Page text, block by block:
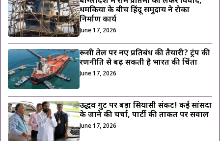
धमकियों के बीच हिंदू समुदाय ने रोका
निर्माण कार्य
June 17, 2026
रूसी तेल पर नए प्रतिबंध की तैयारी? ट्रंप की
रणनीति से बढ़ सकती है भारत की चिंता
June 17, 2026
उद्धव गुट पर बड़ा सियासी संकट! कई सांसदों
के जाने की चर्चा, पार्टी की ताकत पर सवाल
June 17, 2026